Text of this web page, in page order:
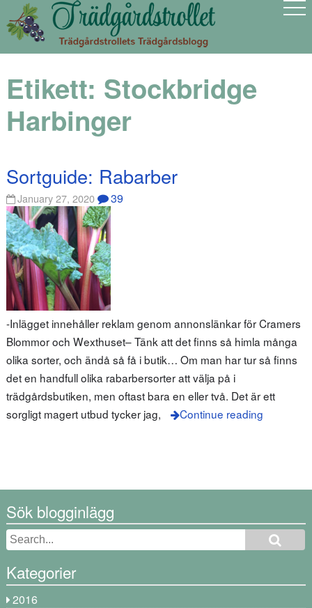
Etikett: Stockbridge
Harbinger
Sortguide: Rabarber
January 27, 2020 39
-Inlägget innehåller reklam genom annonslänkar för Cramers
Blommor och Wexthuset– Tänk att det finns så himla många
olika sorter, och ändå så få i butik… Om man har tur så finns
det en handfull olika rabarbersorter att välja på i
trädgårdsbutiken, men oftast bara en eller två. Det är ett
sorgligt magert utbud tycker jag,
Continue reading
Sök blogginlägg
Kategorier
2016